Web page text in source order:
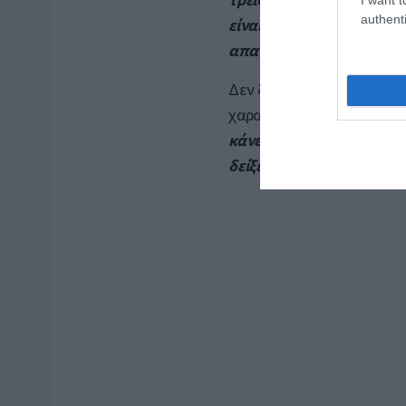
είναι τέτοιος τύπος,
απαντάει»
Δεν δίστασε, πάντως, να
χαρακτήρα του που την
κάνει κάποιο σενάριο
δείξει ντοκουμέντα και